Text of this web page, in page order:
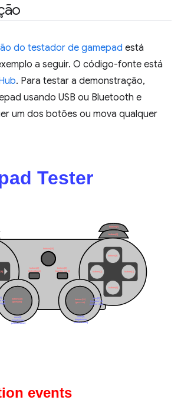
do testador de gamepad está
a seguir. O código-fonte está
. Para testar a demonstração,
usando USB ou Bluetooth e
um dos botões ou mova qualquer